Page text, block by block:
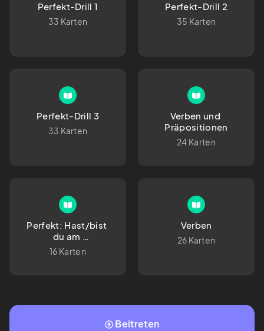
Perfekt-Drill 1
33 Karten
Perfekt-Drill 2
35 Karten
Perfekt-Drill 3
33 Karten
Verben und
Präpositionen
24 Karten
Perfekt: Hast/bist
du am
Wochenende...
16 Karten
Verben
26 Karten
Beitreten